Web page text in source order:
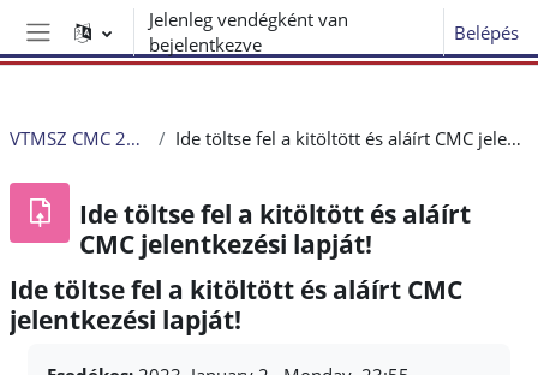
Tovább a fő tartalomhoz
Oldalpanel
Jelenleg vendégként van
bejelentkezve
Belépés
VTMSZ CMC 2022-23 Ide töltse fel a kitöltött és aláírt CMC jelentkezési lapját!
Ide töltse fel a kitöltött és aláírt
CMC jelentkezési lapját!
Ide töltse fel a kitöltött és aláírt CMC
jelentkezési lapját!